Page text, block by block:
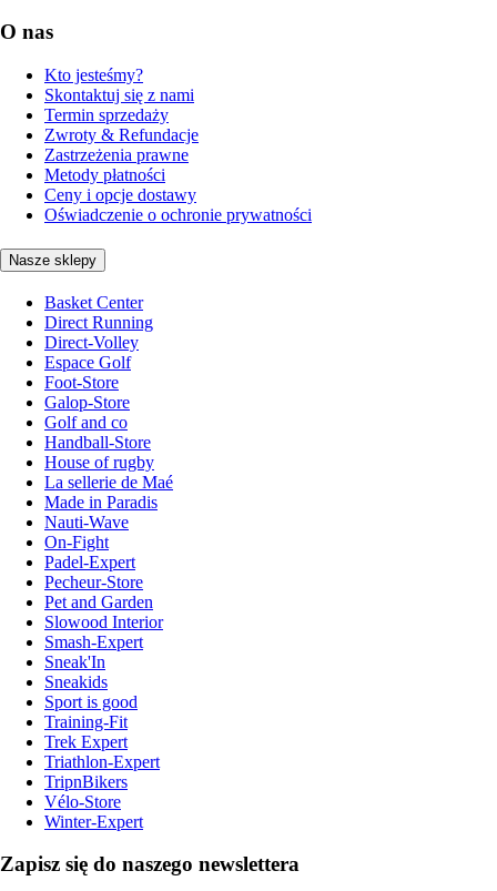
O nas
Kto jesteśmy?
Skontaktuj się z nami
Termin sprzedaży
Zwroty & Refundacje
Zastrzeżenia prawne
Metody płatności
Ceny i opcje dostawy
Oświadczenie o ochronie prywatności
Nasze sklepy
Basket Center
Direct Running
Direct-Volley
Espace Golf
Foot-Store
Galop-Store
Golf and co
Handball-Store
House of rugby
La sellerie de Maé
Made in Paradis
Nauti-Wave
On-Fight
Padel-Expert
Pecheur-Store
Pet and Garden
Slowood Interior
Smash-Expert
Sneak'In
Sneakids
Sport is good
Training-Fit
Trek Expert
Triathlon-Expert
TripnBikers
Vélo-Store
Winter-Expert
Zapisz się do naszego newslettera